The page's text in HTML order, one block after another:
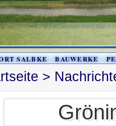
SALBKE BAUWERKE
>